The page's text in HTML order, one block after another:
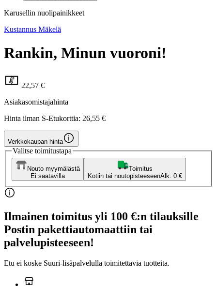
Karusellin nuolipainikkeet
Kustannus Mäkelä
Rankin, Minun vuoroni!
22,57 €
Asiakasomistajahinta
Hinta ilman S-Etukorttia: 26,55 €
Verkkokaupan hinta
Valitse toimitustapa
Nouto myymälästä
Ei saatavilla
Toimitus
Kotiin tai noutopisteeseenAlk. 0 €
Ilmainen toimitus yli 100 €:n tilauksille
Postin pakettiautomaattiin tai
palvelupisteeseen!
Etu ei koske Suuri‑lisäpalvelulla toimitettavia tuotteita.